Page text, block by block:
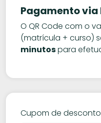
Pagamento via
O QR Code com o
(matrícula + curso)
minutospara
Cupom de desconto